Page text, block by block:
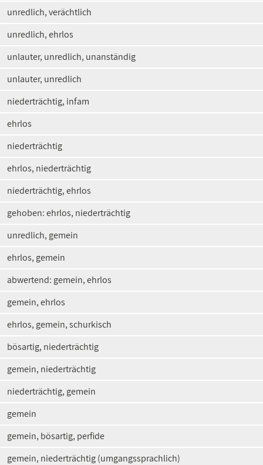
unredlich, verächtlich
unredlich, ehrlos
unlauter, unredlich, unanständig
unlauter, unredlich
niederträchtig, infam
ehrlos
niederträchtig
ehrlos, niederträchtig
niederträchtig, ehrlos
gehoben: ehrlos, niederträchtig
unredlich, gemein
ehrlos, gemein
abwertend: gemein, ehrlos
gemein, ehrlos
ehrlos, gemein, schurkisch
bösartig, niederträchtig
gemein, niederträchtig
niederträchtig, gemein
gemein
gemein, bösartig, perfide
gemein, niederträchtig (umgangssprachlich)